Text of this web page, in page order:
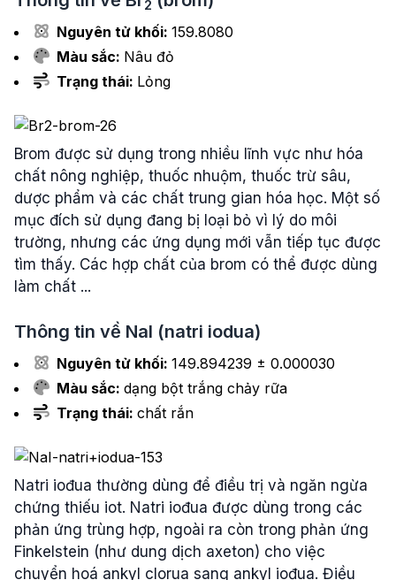
2
Nguyên tử khối: 159.8080
Màu sắc: Nâu đỏ
Trạng thái: Lỏng
Brom được sử dụng trong nhiều lĩnh vực như hóa
chất nông nghiệp, thuốc nhuộm, thuốc trừ sâu,
dược phẩm và các chất trung gian hóa học. Một số
mục đích sử dụng đang bị loại bỏ vì lý do môi
trường, nhưng các ứng dụng mới vẫn tiếp tục được
tìm thấy. Các hợp chất của brom có ​​thể được dùng
làm chất ...
Thông tin về NaI (natri iodua)
Nguyên tử khối: 149.894239 ± 0.000030
Màu sắc: dạng bột trắng chảy rữa
Trạng thái: chất rắn
Natri iođua thường dùng để điều trị và ngăn ngừa
chứng thiếu iot. Natri iođua được dùng trong các
phản ứng trùng hợp, ngoài ra còn trong phản ứng
Finkelstein (như dung dịch axeton) cho việc
chuyển hoá ankyl clorua sang ankyl iođua. Điều